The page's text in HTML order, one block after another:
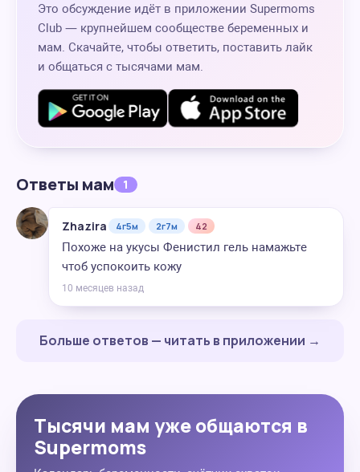
Это обсуждение идёт в приложении Supermoms
Club — крупнейшем сообществе беременных и
мам. Скачайте, чтобы ответить, поставить лайк
и общаться с тысячами мам.
Ответы мам 1
Zhazira 4г5м 2г7м 42
Похоже на укусы Фенистил гель намажьте
чтоб успокоить кожу
10 месяцев назад
Больше ответов — читать в приложении →
Тысячи мам уже общаются в
Supermoms